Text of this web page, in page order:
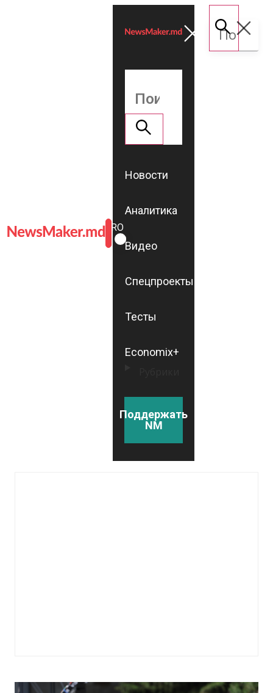
ROMÂNĂ
RU
Новости
Аналитика
Видео
Спецпроекты
Тесты
Economix+
Поддержать
NM